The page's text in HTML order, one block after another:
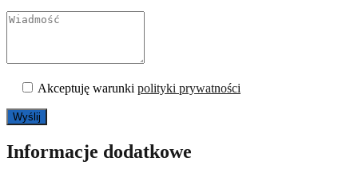
Akceptuję warunki polityki prywatności
Wyślij
Informacje dodatkowe